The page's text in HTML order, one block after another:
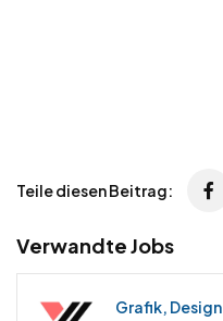
Teile diesen Beitrag:
Verwandte Jobs
Grafik, Design